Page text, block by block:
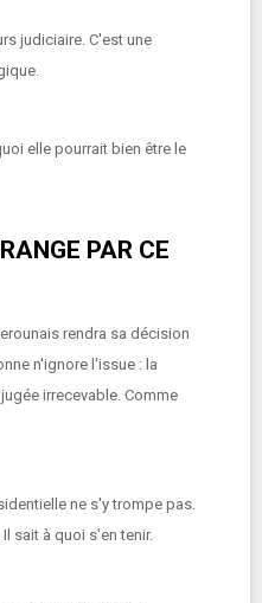
judiciaire. C'est une
elle pourrait bien être le
PAR CE
rendra sa décision
n'ignore l'issue : la
irrecevable. Comme
ne s'y trompe pas.
sait à quoi s'en tenir.